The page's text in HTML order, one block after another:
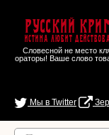
Русский
Истина любит
Словесной не место
ораторы! Ваше слово
Мы в Twitter